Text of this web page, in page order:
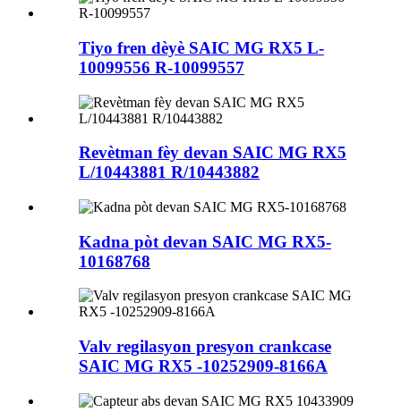
Tiyo fren dèyè SAIC MG RX5 L-
10099556 R-10099557
Revètman fèy devan SAIC MG RX5
L/10443881 R/10443882
Kadna pòt devan SAIC MG RX5-
10168768
Valv regilasyon presyon crankcase
SAIC MG RX5 -10252909-8166A